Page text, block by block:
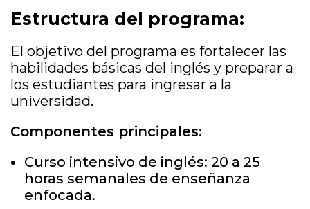
Estructura del programa:
El objetivo del programa es fortalecer las
habilidades básicas del inglés y preparar a
los estudiantes para ingresar a la
universidad.
Componentes principales:
Curso intensivo de inglés: 20 a 25
horas semanales de enseñanza
enfocada.